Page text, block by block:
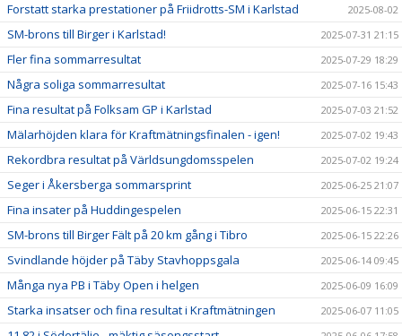
Forstatt starka prestationer på Friidrotts-SM i Karlstad 2025-08-02
SM-brons till Birger i Karlstad! 2025-07-31 21:15
Fler fina sommarresultat 2025-07-29 18:29
Några soliga sommarresultat 2025-07-16 15:43
Fina resultat på Folksam GP i Karlstad 2025-07-03 21:52
Mälarhöjden klara för Kraftmätningsfinalen - igen! 2025-07-02 19:43
Rekordbra resultat på Världsungdomsspelen 2025-07-02 19:24
Seger i Åkersberga sommarsprint 2025-06-25 21:07
Fina insater på Huddingespelen 2025-06-15 22:31
SM-brons till Birger Fält på 20 km gång i Tibro 2025-06-15 22:26
Svindlande höjder på Täby Stavhoppsgala 2025-06-14 09:45
Många nya PB i Täby Open i helgen 2025-06-09 16:09
Starka insatser och fina resultat i Kraftmätningen 2025-06-07 11:05